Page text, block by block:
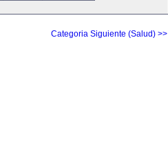
Categoria Siguiente (Salud) >>